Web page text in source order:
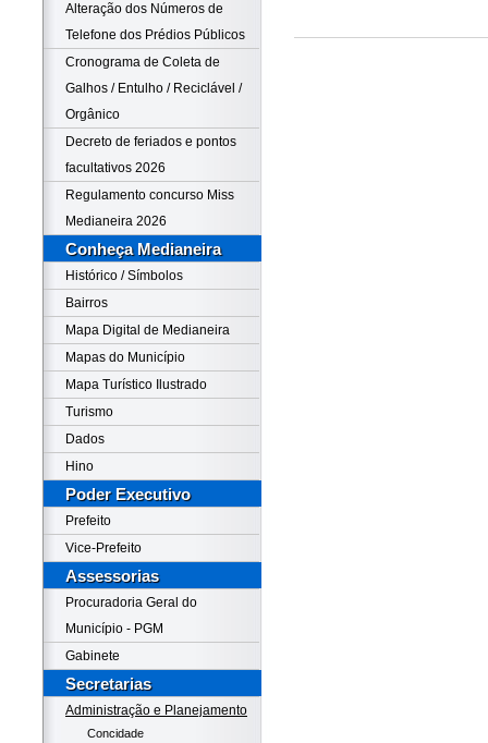
Alteração dos Números de
Telefone dos Prédios Públicos
Cronograma de Coleta de
Galhos / Entulho / Reciclável /
Orgânico
Decreto de feriados e pontos
facultativos 2026
Regulamento concurso Miss
Medianeira 2026
Conheça Medianeira
Histórico / Símbolos
Bairros
Mapa Digital de Medianeira
Mapas do Município
Mapa Turístico Ilustrado
Turismo
Dados
Hino
Poder Executivo
Prefeito
Vice-Prefeito
Assessorias
Procuradoria Geral do
Município - PGM
Gabinete
Secretarias
Administração e Planejamento
Concidade